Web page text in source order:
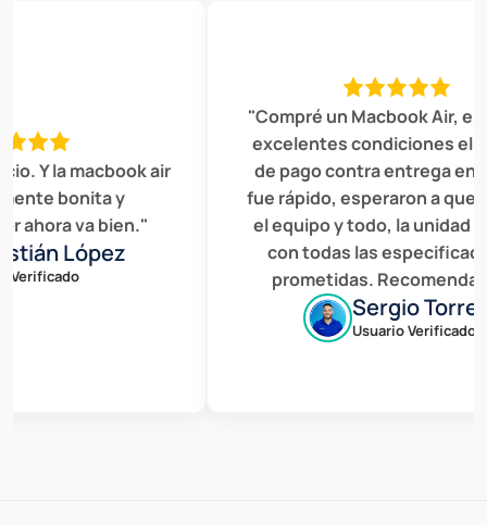
la macbook air
bonita y
va bien."
López
"Compré un Macbook Air,
excelentes condiciones el
de pago contra entrega en
fue rápido, esperaron a que
el equipo y todo, la unidad
con todas las
prometidas.
Sergio Torres
Usuario Verificado